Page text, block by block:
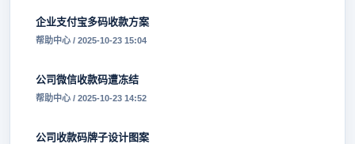
企业支付宝多码收款方案
帮助中心 / 2025-10-23 15:04
公司微信收款码遭冻结
帮助中心 / 2025-10-23 14:52
公司收款码牌子设计图案